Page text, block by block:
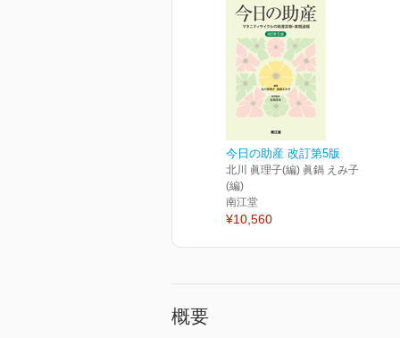
今日の助産 改訂第5版
北川 眞理子(編) 眞鍋 えみ子
(編)
南江堂
¥10,560
概要